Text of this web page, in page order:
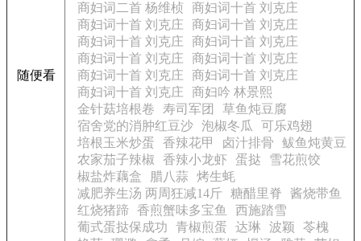
随便看
商妇词二首 杨维桢
商妇词十首 刘克庄
商妇词十首 刘克庄
商妇词十首 刘克庄
商妇词十首 刘克庄
商妇词十首 刘克庄
商妇词十首 刘克庄
商妇词十首 刘克庄
商妇词十首 刘克庄
商妇词十首 刘克庄
商妇词十首 刘克庄
商妇吟 林景熙
金针菇培根卷
寿司军团
草鱼炖豆腐
宿舍党的消肿红豆沙 泡椒冬瓜
可乐鸡翅
培根玉米炒蛋
香辣花甲 卤汁排骨
鲅鱼炖黄豆
农家茄子辣椒
香辣小龙虾 蛋挞
雪花煎饺
椒盐炸藕盒
腊八蒜
烤生蚝
减肥养生汤 两周狂减14斤
糖醋里脊
酱烧带鱼
红烧猪蹄
香煎蟹味多宝鱼
西施踏雪
葡式蛋挞保成功
青椒煎蛋 达琳 波颖
苓槐